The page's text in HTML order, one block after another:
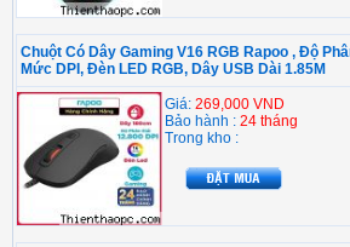
Chuột Có Dây Gaming V16 RGB Rapoo , Độ
Mức DPI, Đèn LED RGB, Dây USB Dài 1.85M
Giá: 269,000 VND
Bảo hành : 24 tháng
Trong kho :